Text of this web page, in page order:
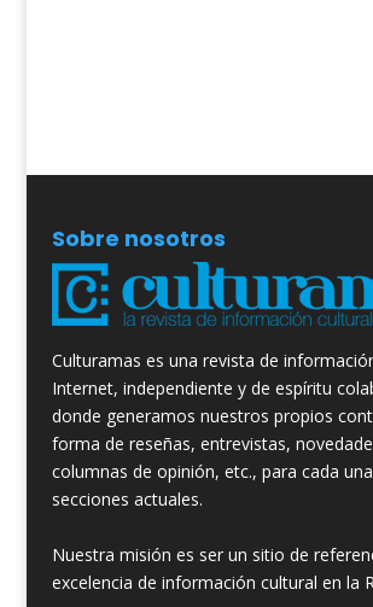
Sobre nosotros
Culturamas es una revista de
Internet, independiente y de espíritu
donde generamos nuestros propios
forma de reseñas, entrevistas,
columnas de opinión, etc., para cada
secciones actuales.
Nuestra misión es ser un sitio de
excelencia de información cultural en la